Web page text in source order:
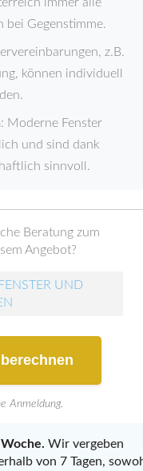
bei Gegenstimme.
z.B.
können individuell
: Moderne Fenster
und sind dank
sinnvoll.
Beratung zum
Angebot?
UND
Anmeldung.
Wir vergeben
von 7 Tagen,